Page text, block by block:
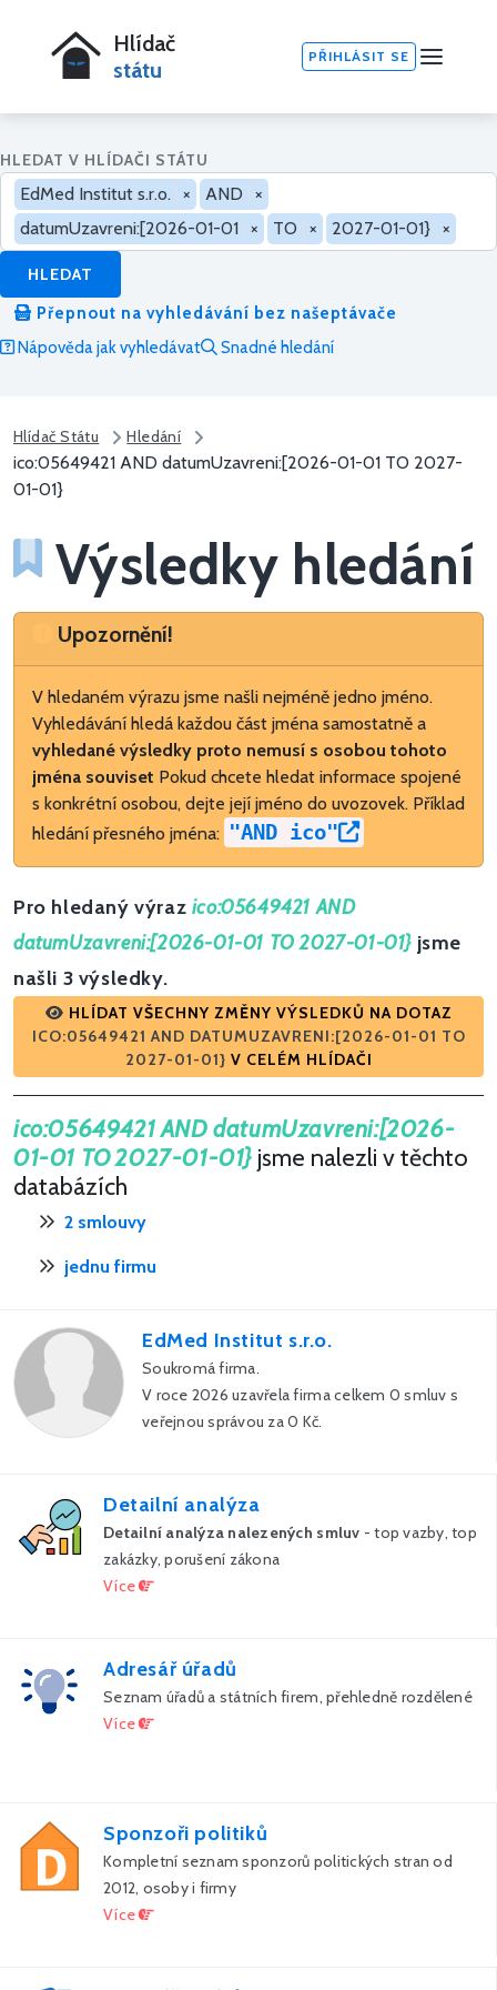
Hlídač
státu
PŘIHLÁSIT SE
HLEDAT V HLÍDAČI STÁTU
EdMed Institut s.r.o. × AND
×
datumUzavreni:[2026-01-01 × TO × 2027-01-01} ×
HLEDAT
Přepnout na vyhledávání bez našeptávače
Nápověda jak vyhledávat
Snadné hledání
Hlídač Státu Hledání
ico:05649421 AND datumUzavreni:[2026-01-01 TO 2027-
01-01}
Výsledky hledání
Upozornění
Upozornění!
V hledaném výrazu jsme našli nejméně jedno jméno.
Vyhledávání hledá každou část jména samostatně a
vyhledané výsledky proto nemusí s osobou tohoto
jména souviset Pokud chcete hledat informace spojené
s konkrétní osobou, dejte její jméno do uvozovek. Příklad
hledání přesného jména: "AND ico"
Pro hledaný výraz ico:05649421 AND
datumUzavreni:[2026-01-01 TO 2027-01-01} jsme
našli 3 výsledky.
HLÍDAT VŠECHNY ZMĚNY VÝSLEDKŮ NA DOTAZ
ICO:05649421 AND DATUMUZAVRENI:[2026-01-01 TO
2027-01-01} V CELÉM HLÍDAČI
ico:05649421 AND datumUzavreni:[2026-
01-01 TO 2027-01-01} jsme nalezli v těchto
databázích
2 smlouvy
jednu firmu
EdMed Institut s.r.o.
Soukromá firma.
V roce 2026 uzavřela firma celkem 0 smluv s
veřejnou správou za 0 Kč.
Detailní analýza
Detailní analýza nalezených smluv - top vazby, top
zakázky, porušení zákona
Více
Adresář úřadů
Seznam úřadů a státních firem, přehledně rozdělené
Více
Sponzoři politiků
Kompletní seznam sponzorů politických stran od
2012, osoby i firmy
Více